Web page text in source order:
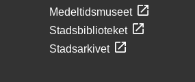
Medeltidsmuseet
Stadsbiblioteket
Stadsarkivet